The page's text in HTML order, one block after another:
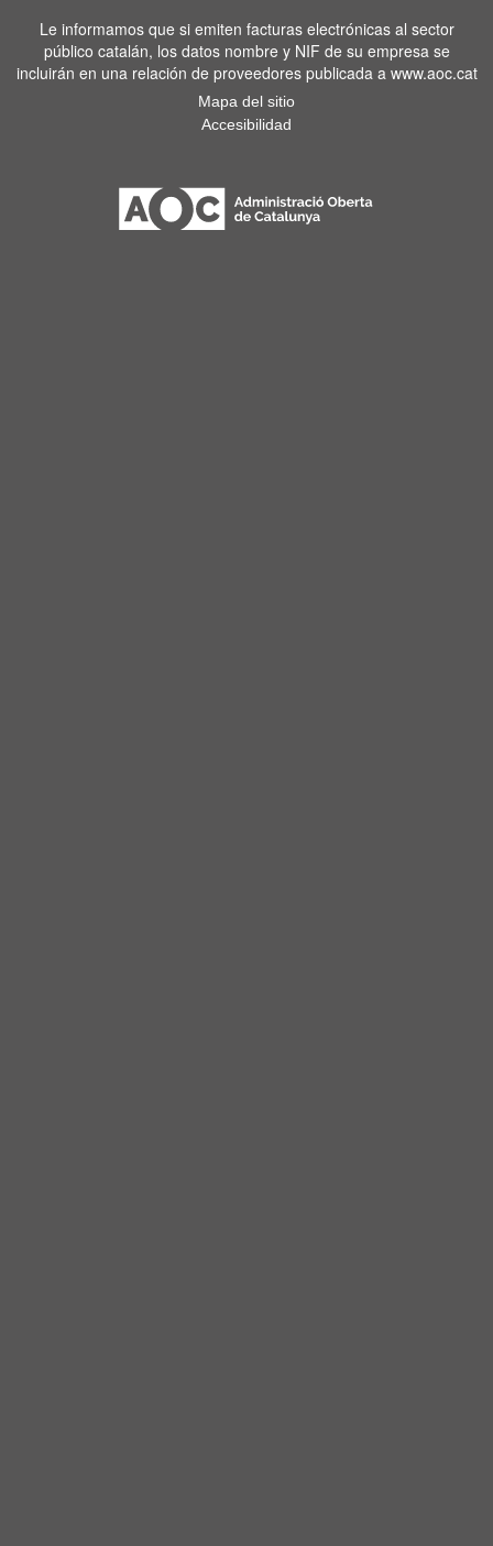
Le informamos que si emiten facturas electrónicas al sector
público catalán, los datos nombre y NIF de su empresa se
incluirán en una relación de proveedores publicada a www.aoc.cat
Mapa del sitio
Accesibilidad